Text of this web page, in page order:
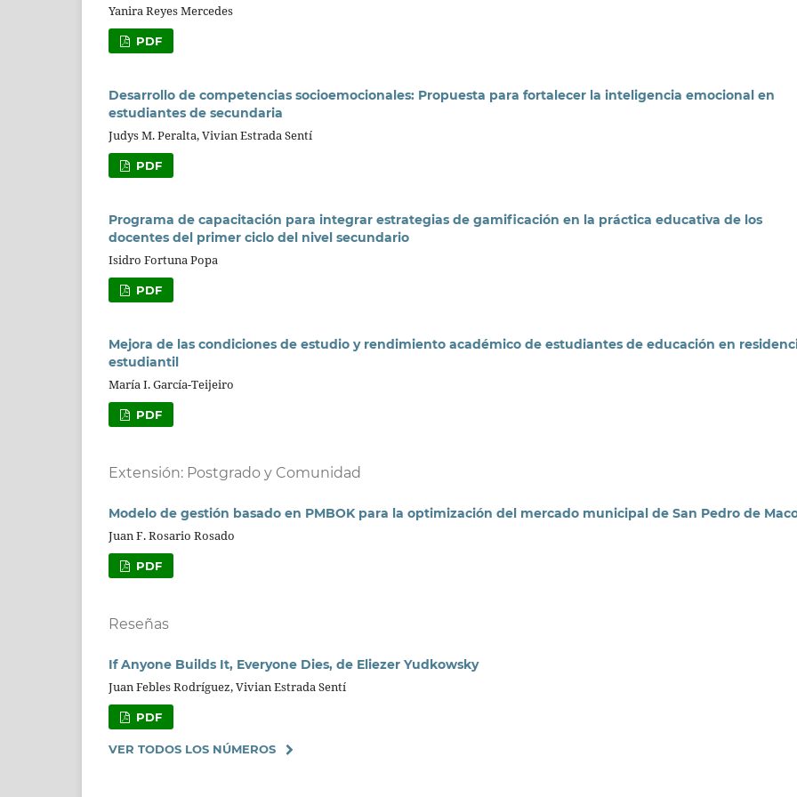
Yanira Reyes Mercedes
PDF
Desarrollo de competencias socioemocionales: Propuesta para fortalecer la inteligencia emocional en
estudiantes de secundaria
Judys M. Peralta, Vivian Estrada Sentí
PDF
Programa de capacitación para integrar estrategias de gamificación en la práctica educativa de los
docentes del primer ciclo del nivel secundario
Isidro Fortuna Popa
PDF
Mejora de las condiciones de estudio y rendimiento académico de estudiantes de educación en
estudiantil
María I. García-Teijeiro
PDF
Extensión: Postgrado y Comunidad
Modelo de gestión basado en PMBOK para la optimización del mercado municipal de San Pedro de
Juan F. Rosario Rosado
PDF
Reseñas
If Anyone Builds It, Everyone Dies, de Eliezer Yudkowsky
Juan Febles Rodríguez, Vivian Estrada Sentí
PDF
VER TODOS LOS NÚMEROS